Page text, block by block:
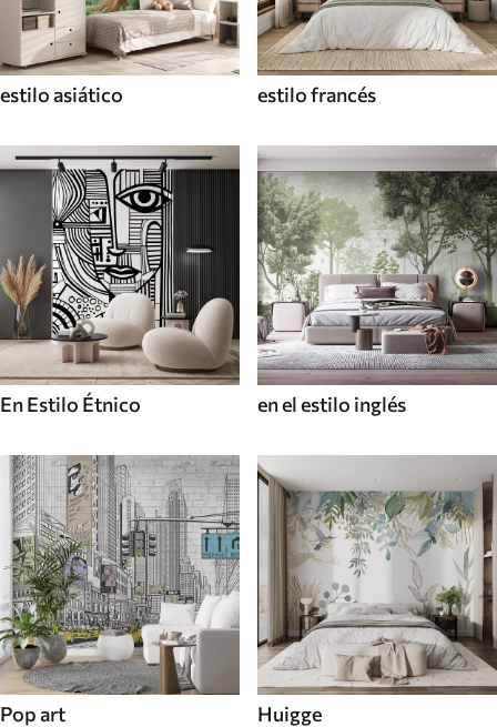
estilo asiático estilo francés
En Estilo Étnico en el estilo inglés
Pop art Huigge